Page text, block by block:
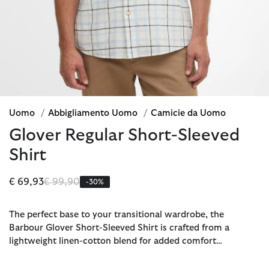
Uomo / Abbigliamento Uomo / Camicie da Uomo
Glover Regular Short-Sleeved
Shirt
€ 69,93Prezzo ridotto da
€ 99,90a -30%
The perfect base to your transitional wardrobe, the
Barbour Glover Short-Sleeved Shirt is crafted from a
lightweight linen-cotton blend for added comfort…